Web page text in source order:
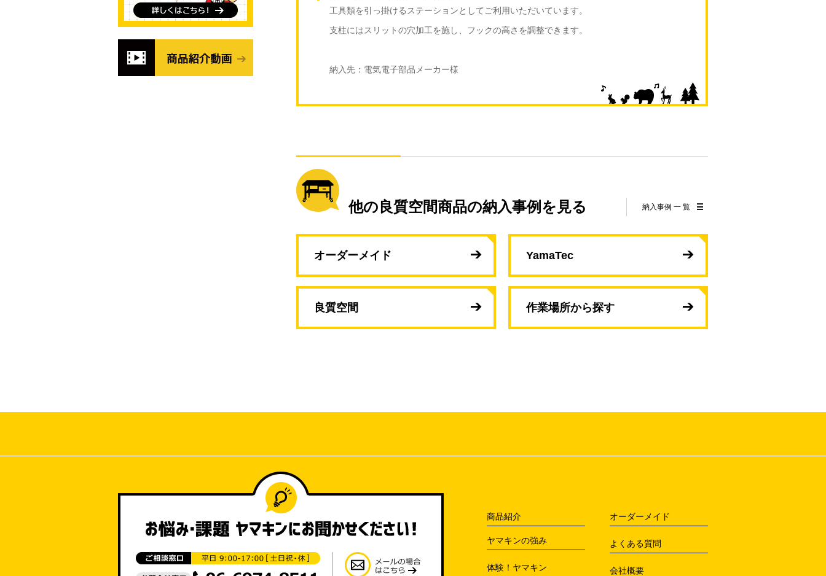
工具類を引っ掛けるステーションとしてご利用いただいています。
支柱にはスリットの穴加工を施し、フックの高さを調整できます。
納入先：電気電子部品メーカー様
他の良質空間商品の納入事例を見る 納入事例 一 覧
オーダーメイド YamaTec
良質空間 作業場所から探す
商品紹介
ヤマキンの強み
体験！ヤマキン
オーダーメイド
よくある質問
会社概要